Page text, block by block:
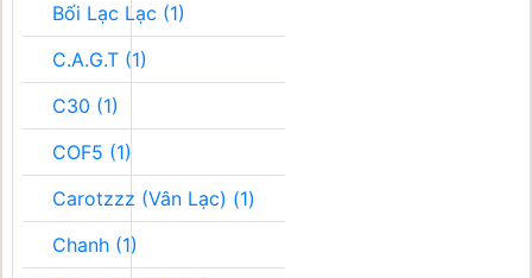
Bối Lạc Lạc (1)
C.A.G.T (1)
C30 (1)
COF5 (1)
Carotzzz (Vân Lạc) (1)
Chanh (1)